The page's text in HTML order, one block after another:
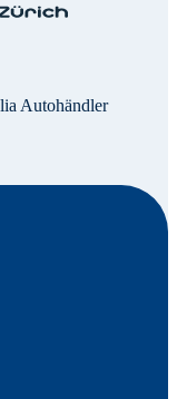
Autohändler